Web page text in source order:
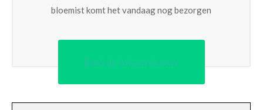
bloemist komt het vandaag nog bezorgen
Bekijk bloemisten